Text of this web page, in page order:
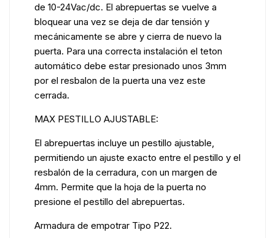
de 10-24Vac/dc. El abrepuertas se vuelve a
bloquear una vez se deja de dar tensión y
mecánicamente se abre y cierra de nuevo la
puerta. Para una correcta instalación el teton
automático debe estar presionado unos 3mm
por el resbalon de la puerta una vez este
cerrada.
MAX PESTILLO AJUSTABLE:
El abrepuertas incluye un pestillo ajustable,
permitiendo un ajuste exacto entre el pestillo y el
resbalón de la cerradura, con un margen de
4mm. Permite que la hoja de la puerta no
presione el pestillo del abrepuertas.
Armadura de empotrar Tipo P22.